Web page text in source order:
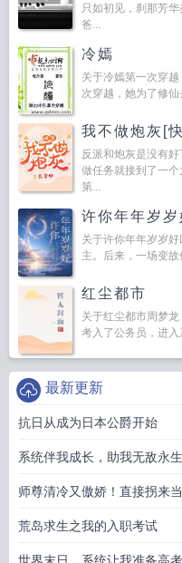
只如初见，刹那芳华
爸...
冷嫣
关于冷嫣第一次穿
次穿越，她为了修
我不做炮灰[
反派和炮灰是没有
做任务就接到了一个
第...
许你年年岁岁
关于许你年年岁岁
主。后来，一场变
红尘都市
关于红尘都市周梦
考入了公务员，进
最新更新
抗日从成为日本公爵开始
系统伴我成长，助我无敌永生
师尊清冷又傲娇！直接拐来
荒岛求生之我的入职考试